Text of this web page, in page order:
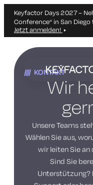
Keyfactor Days 2027 –
Conference“ in San Diego
Jetzt anmelden!
Zum
springen
KONTAKT
Wir
Unsere Teams
Wählen Sie aus,
wir leiten Sie an
Sind Sie
Unterstützung?